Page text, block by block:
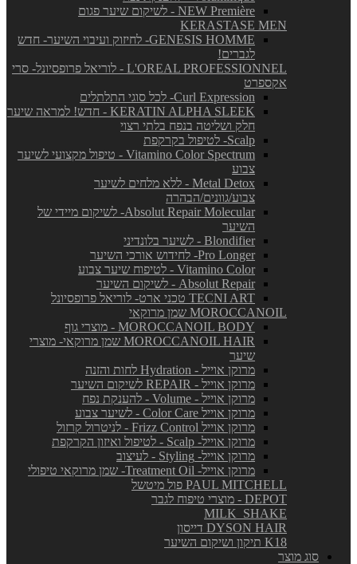
NEW Première - לשיקום שיער פגום
KERASTASE MEN
GENESIS HOMME- לחיזוק ועיבוי השיער- חדש
לגברים!
L'OREAL PROFESSIONNEL - לוריאל פרופסיונל- סרי
אקספרט
Curl Expression- לכל סוגי התלתלים
KERATIN ALPHA SLEEK - חדש! למראה שיער
חלק ושליטה בנפח בלתי רצוי
Scalp- לטיפול בקרקפת
Vitamino Color Spectrum - טיפול מקצועי לשיער
צבוע
Metal Detox - ללא מלחים לשיער
צבוע/גוונים/הבהרה
Absolut Repair Molecular- לשיקום מיידי של
השיער
Blondifier - לשיער בלונדיני
Pro Longer- לחידוש אורכי השיער
Vitamino Color - לטיפוח שיער צבוע
Absolut Repair - לשיקום השיער
TECNI ART טכני ארט- לוריאל פרופסיונל
MOROCCANOIL שמן מרוקאי
MOROCCANOIL BODY - מוצרי גוף
MOROCCANOIL HAIR שמן מרוקאי- מוצרי
שיער
מרוקן אוייל - Hydration לחות והזנה
מרוקן אוייל - REPAIR לשיקום השיער
מרוקן אוייל - Volume - להענקת נפח
מרוקן אוייל Color Care - לשיער צבוע
מרוקן אוייל Frizz Control - לניטרול קרזול
מרוקן אוייל- Scalp - לטיפול ואיזון הקרקפת
מרוקן אוייל- Styling - לעיצוב
מרוקן אוייל- Treatment Oil- שמן מרוקאי טיפולי
PAUL MITCHELL פול מיטשל
DEPOT - מוצרי טיפוח לגבר
MILK_SHAKE
DYSON HAIR דייסון
K18 תיקון ושיקום השיער
סוג מוצר